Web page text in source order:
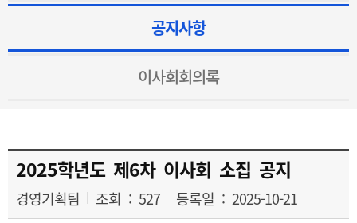
공지사항
이사회회의록
2025학년도 제6차 이사회 소집 공지
경영기획팀 조회 : 527 등록일 : 2025-10-21